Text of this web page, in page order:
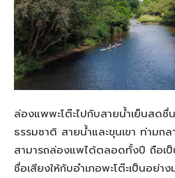
ล่องแพพะโต๊ะไปกับสายน้ำเย็นสดชื่
ธรรมชาติ สายน้ำและขุนเขา ท่าม
สามารถล่องแพได้ตลอดทั้งปี ถือเ
ชื่อเสียงให้กับอำเภอพะโต๊ะเป็นอย่า